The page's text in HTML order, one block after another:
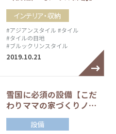
インテリア・収納
#アジアンスタイル #タイル
#タイルの目地
#ブルックリンスタイル
2019.10.21
雪国に必須の設備【こだ
わりママの家づくりノ…
設備